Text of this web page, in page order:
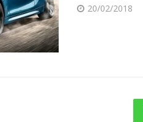
20/02/2018